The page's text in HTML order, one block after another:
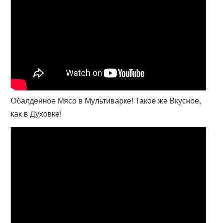
Обалденное Мясо в Мультиварке! Такое же Вкусное,
как в Духовке!